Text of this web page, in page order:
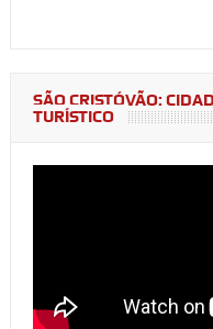
SÃO CRISTÓVÃO:
TURÍSTICO